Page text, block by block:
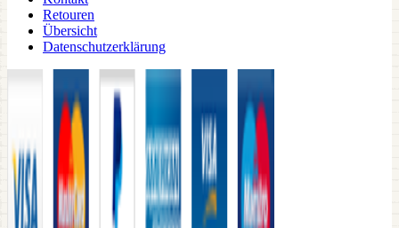
Retouren
Übersicht
Datenschutzerklärung